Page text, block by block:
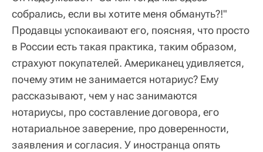
собрались, если вы хотите меня обмануть?!"
Продавцы успокаивают его, поясняя, что просто
в России есть такая практика, таким образом,
страхуют покупателей. Американец удивляется,
почему этим не занимается нотариус? Ему
рассказывают, чем у нас занимаются
нотариусы, про составление договора, его
нотариальное заверение, про доверенности,
заявления и согласия. У иностранца опять